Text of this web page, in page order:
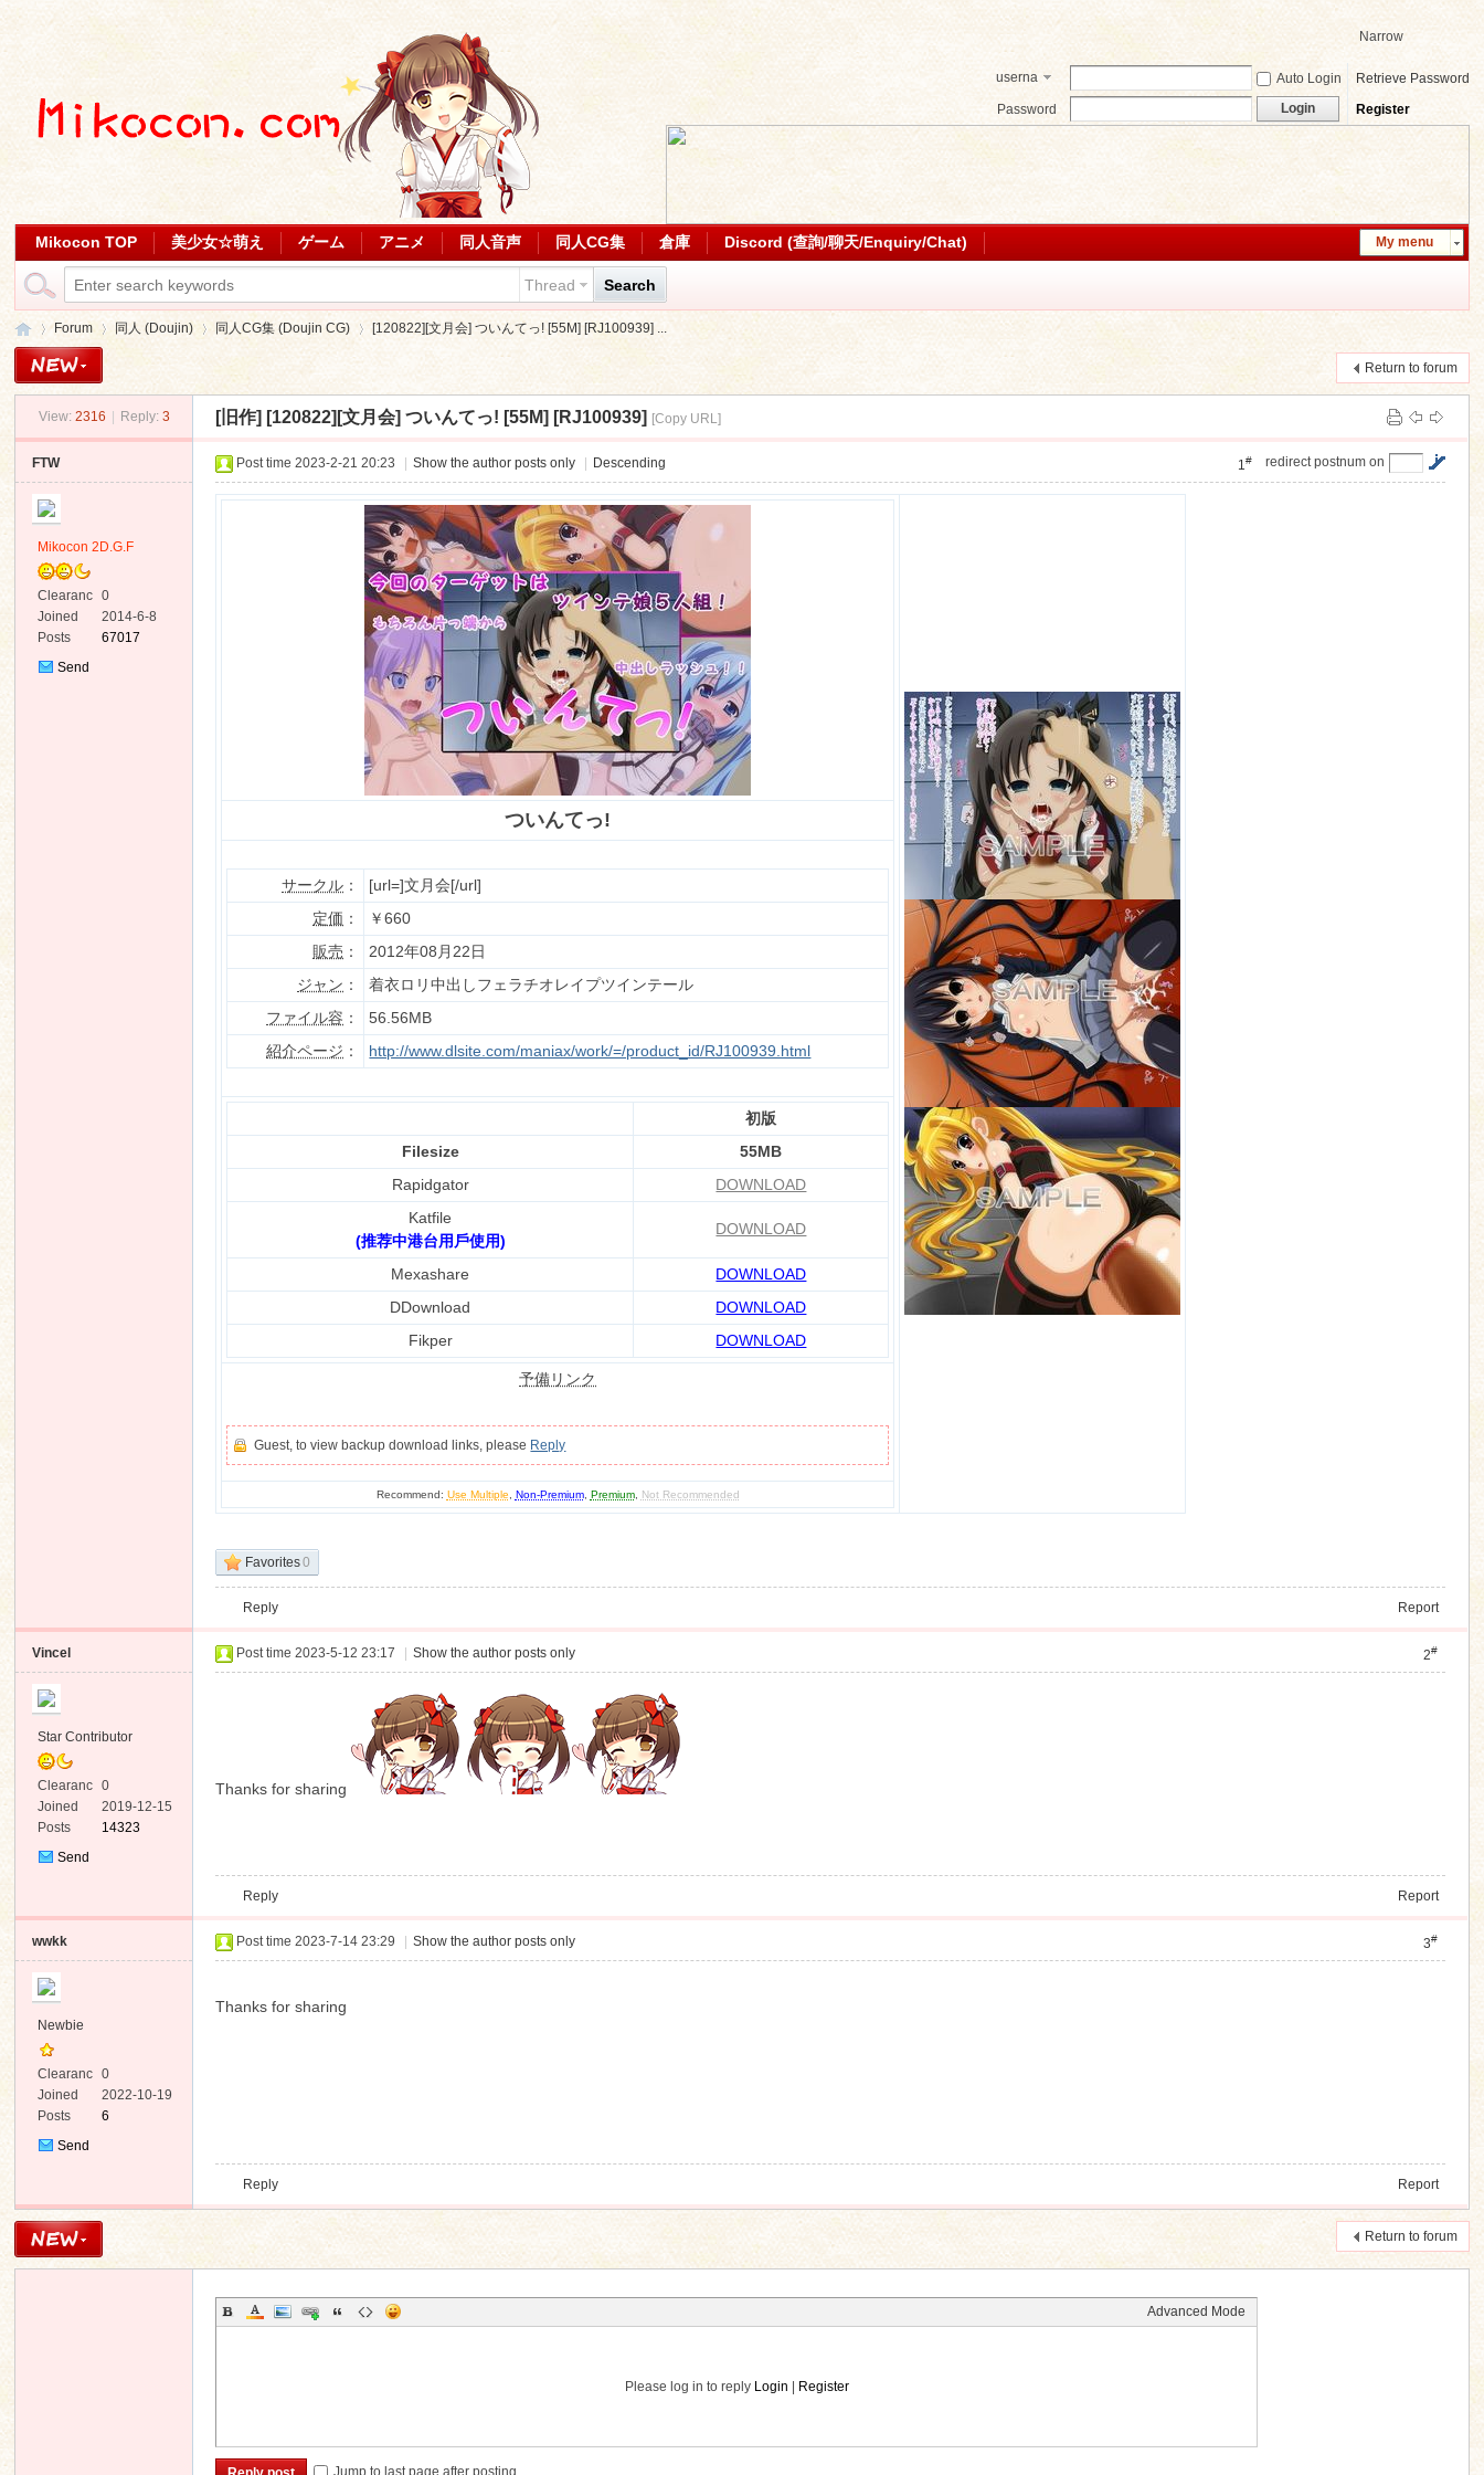
Narrow
userna
Auto Login
Retrieve Password
Password
Login Register
My menu
Mikocon TOP 美少女☆萌え ゲーム アニメ 同人音声 同人CG集 倉庫 Discord (查詢/聊天/Enquiry/Chat)
Thread Search
Forum
›
同人 (Doujin) 同人CG集 (Doujin CG)
›
[120822][文月会] ついんてっ! [55M] [RJ100939] ...
Return to forum
View: 2316 Reply: 3 [旧作] [120822][文月会] ついんてっ! [55M] [RJ100939] [Copy URL]
FTW
Mikocon 2D.G.F
Clearanc
e
0
Joined
2014-6-8
Posts
67017
Send
redirect postnum on
1#
Post time 2023-2-21 20:23 Show the author posts only Descending
ついんてっ!
サークル ：
[url=]文月会[/url]
定価 ：
￥660
販売 ：
2012年08月22日
ジャン ：
着衣ロリ中出しフェラチオレイプツインテール
ファイル容 ：
56.56MB
紹介ページ ： http://www.dlsite.com/maniax/work/=/product_id/RJ100939.html
初版
Filesize
55MB
Rapidgator
DOWNLOAD
Katfile
(推荐中港台用戶使用)
DOWNLOAD
Mexashare
DOWNLOAD
DDownload
DOWNLOAD
Fikper
DOWNLOAD
予備リンク
Guest, to view backup download links, please Reply
Recommend: Use Multiple Non-Premium, Premium, Not Recommended
Favorites0
Reply Report
Vincel
Star Contributor
Clearanc
e
0
Joined
2019-12-15
Posts
14323
Send
2#
Post time 2023-5-12 23:17 Show the author posts only
Thanks for sharing
Reply Report
wwkk
Newbie
Clearanc
e
0
Joined
2022-10-19
Posts
6
Send
3#
Post time 2023-7-14 23:29 Show the author posts only
Thanks for sharing
Reply Report
Return to forum
Advanced Mode
Please log in to reply Login Register
Jump to last page after posting